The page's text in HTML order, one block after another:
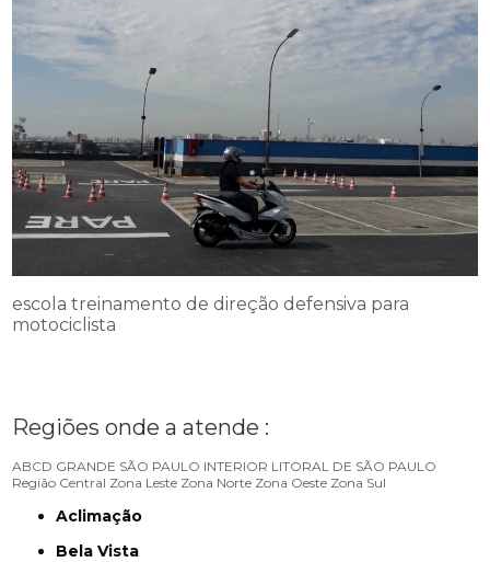
escola treinamento de direção defensiva para
motociclista
Regiões onde a atende :
ABCD GRANDE SÃO PAULO INTERIOR LITORAL DE SÃO PAULO
Região Central Zona Leste Zona Norte Zona Oeste Zona Sul
Aclimação
Bela Vista